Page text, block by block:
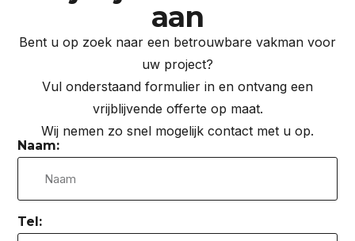
aan
Bent u op zoek naar een betrouwbare vakman voor
uw project?
Vul onderstaand formulier in en ontvang een
vrijblijvende offerte op maat.
Wij nemen zo snel mogelijk contact met u op.
Naam:
Tel: